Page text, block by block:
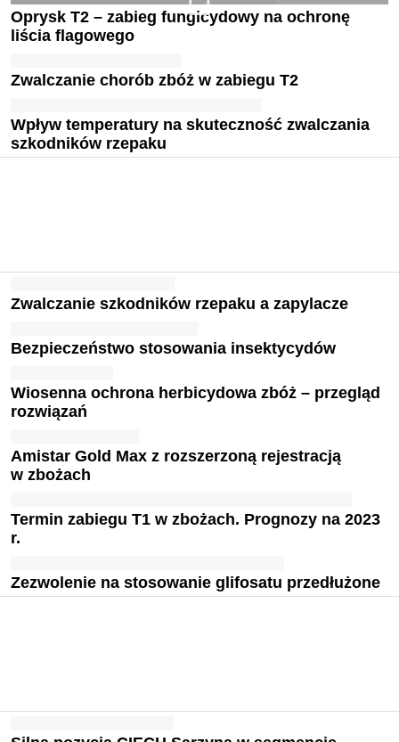
Oprysk T2 – zabieg fungicydowy na ochronę
liścia flagowego
Zwalczanie chorób zbóż w zabiegu T2
Wpływ temperatury na skuteczność zwalczania
szkodników rzepaku
Zwalczanie szkodników rzepaku a zapylacze
Bezpieczeństwo stosowania insektycydów
Wiosenna ochrona herbicydowa zbóż – przegląd
rozwiązań
Amistar Gold Max z rozszerzoną rejestracją
w zbożach
Termin zabiegu T1 w zbożach. Prognozy na 2023
r.
Zezwolenie na stosowanie glifosatu przedłużone